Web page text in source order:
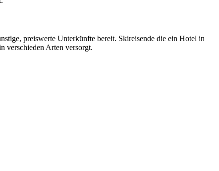
preiswerte Unterkünfte bereit. Skireisende die ein Hotel in
verschieden Arten versorgt.